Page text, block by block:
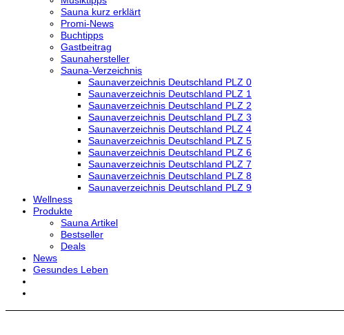
Sauna kurz erklärt
Promi-News
Buchtipps
Gastbeitrag
Saunahersteller
Sauna-Verzeichnis
Saunaverzeichnis Deutschland PLZ 0
Saunaverzeichnis Deutschland PLZ 1
Saunaverzeichnis Deutschland PLZ 2
Saunaverzeichnis Deutschland PLZ 3
Saunaverzeichnis Deutschland PLZ 4
Saunaverzeichnis Deutschland PLZ 5
Saunaverzeichnis Deutschland PLZ 6
Saunaverzeichnis Deutschland PLZ 7
Saunaverzeichnis Deutschland PLZ 8
Saunaverzeichnis Deutschland PLZ 9
Wellness
Produkte
Sauna Artikel
Bestseller
Deals
News
Gesundes Leben